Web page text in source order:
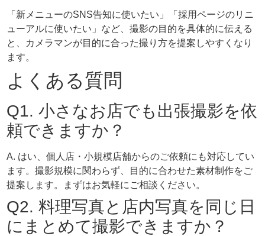
「新メニューのSNS告知に使いたい」「採用ページのリニ
ューアルに使いたい」など、撮影の目的を具体的に伝える
と、カメラマンが目的に合った撮り方を提案しやすくなり
ます。
よくある質問
Q1. 小さなお店でも出張撮影を依
頼できますか？
A. はい、個人店・小規模店舗からのご依頼にも対応してい
ます。撮影規模に関わらず、目的に合わせた素材制作をご
提案します。まずはお気軽にご相談ください。
Q2. 料理写真と店内写真を同じ日
にまとめて撮影できますか？